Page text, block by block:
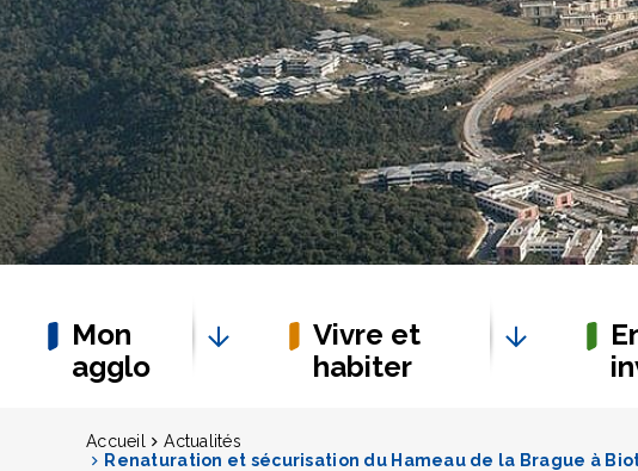
Mon
agglo
Vivre et
habiter
Accueil
Actualités
Renaturation et sécurisation du Hameau de la Brague à